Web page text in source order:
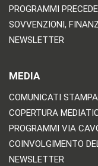
PROGRAMMI
SOVVENZIONI,
NEWSLETTER
MEDIA
COMUNICATI STAMPA
COPERTURA
PROGRAMMI VIA
COINVOLGIMENTO
NEWSLETTER